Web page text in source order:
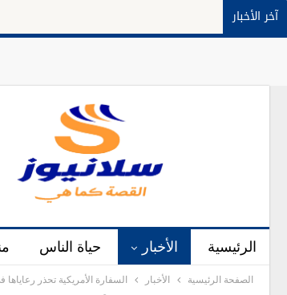
آخر الأخبار
الرئيسية الأخبار حياة الناس
الصفحة الرئيسية الأخبار السفارة الأمريكية تحذر